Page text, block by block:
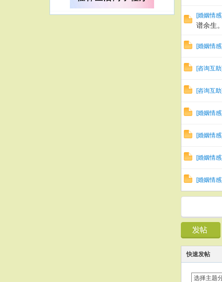
[婚姻情感
谱余生
[婚姻情感
[咨询互助
[咨询互助
[婚姻情感
[婚姻情感
[婚姻情感
[婚姻情感
快速发帖
选择主题